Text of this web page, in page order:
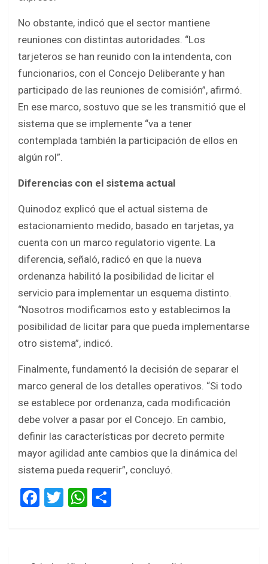
No obstante, indicó que el sector mantiene
reuniones con distintas autoridades. “Los
tarjeteros se han reunido con la intendenta, con
funcionarios, con el Concejo Deliberante y han
participado de las reuniones de comisión”, afirmó.
En ese marco, sostuvo que se les transmitió que el
sistema que se implemente “va a tener
contemplada también la participación de ellos en
algún rol”.
Diferencias con el sistema actual
Quinodoz explicó que el actual sistema de
estacionamiento medido, basado en tarjetas, ya
cuenta con un marco regulatorio vigente. La
diferencia, señaló, radicó en que la nueva
ordenanza habilitó la posibilidad de licitar el
servicio para implementar un esquema distinto.
“Nosotros modificamos esto y establecimos la
posibilidad de licitar para que pueda implementarse
otro sistema”, indicó.
Finalmente, fundamentó la decisión de separar el
marco general de los detalles operativos. “Si todo
se establece por ordenanza, cada modificación
debe volver a pasar por el Concejo. En cambio,
definir las características por decreto permite
mayor agilidad ante cambios que la dinámica del
sistema pueda requerir”, concluyó.
F
ce
T
tt
W
at ar